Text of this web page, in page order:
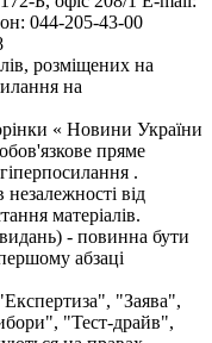
044-205-43-00
розміщених на
на
« Новини України
пряме
.
від
матеріалів.
- повинна бути
абзаці
"Заява",
"Тест-драйв",